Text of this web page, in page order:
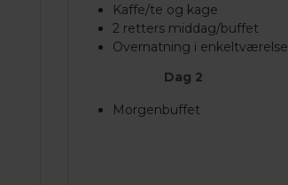
Kaffe/te og kage
2 retters middag/buffet
Overnatning i enkeltværelse
Dag 2
Morgenbuffet